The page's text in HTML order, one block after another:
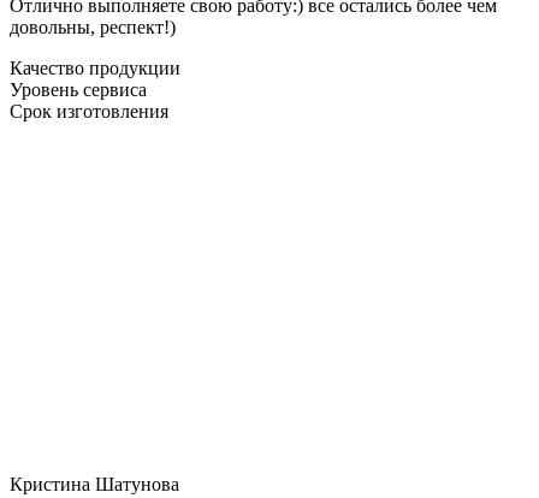
Отлично выполняете свою работу:) все остались более чем
довольны, респект!)
Качество продукции
Уровень сервиса
Срок изготовления
Кристина Шатунова